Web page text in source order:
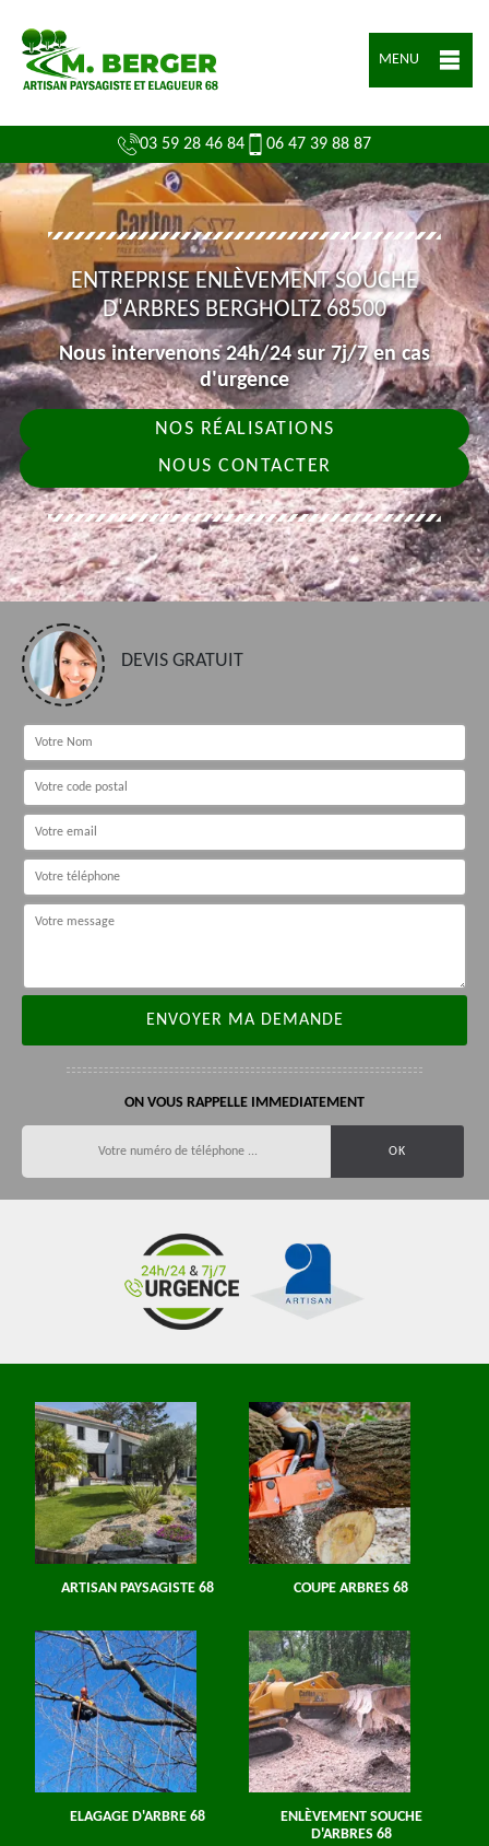
MENU
03 59 28 46 84 06 47 39 88 87
ENTREPRISE ENLÈVEMENT SOUCHE
D'ARBRES BERGHOLTZ 68500
Nous intervenons 24h/24 sur 7j/7 en cas
d'urgence
NOS RÉALISATIONS
NOUS CONTACTER
DEVIS GRATUIT
ON VOUS RAPPELLE IMMEDIATEMENT
ARTISAN PAYSAGISTE 68 COUPE ARBRES 68
ELAGAGE D'ARBRE 68
ENLÈVEMENT SOUCHE
D'ARBRES 68